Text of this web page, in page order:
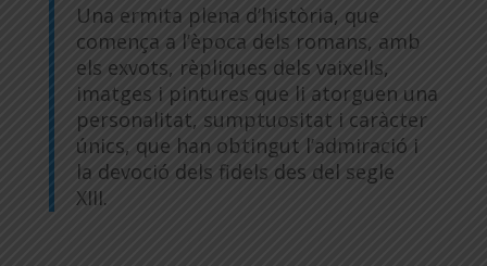
Una ermita plena d’història, que
comença a l’època dels romans, amb
els exvots, rèpliques dels vaixells,
imatges i pintures que li atorguen una
personalitat, sumptuositat i caràcter
únics, que han obtingut l’admiració i
la devoció dels fidels des del segle
XIII.